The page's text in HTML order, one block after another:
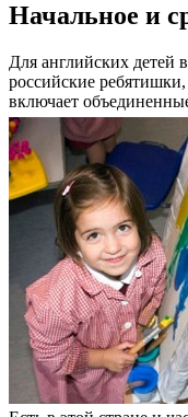
Начальное и
Для английских детей
российские
включает